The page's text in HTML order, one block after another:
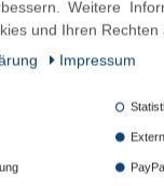
gewellt & fertig
Flexrohr
ab
Artikel
inkl. ges. MwSt.
Weitere
und Ihren
Impressum